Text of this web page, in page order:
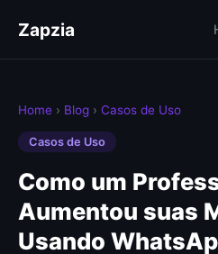
Zapzia
Home › Blog › Casos de Uso
Casos de Uso
Como um
Aumentou suas
Usando